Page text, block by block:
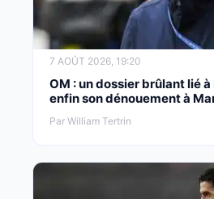
7 AOÛT 2026, 19:20
OM : un dossier brûlant lié
enfin son dénouement à
Par William Tertrin